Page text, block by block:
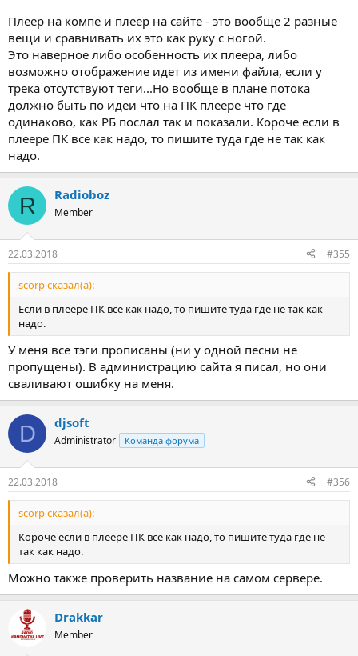
Плеер на компе и плеер на сайте - это вообще 2 разные
вещи и сравнивать их это как руку с ногой.
Это наверное либо особенность их плеера, либо
возможно отображение идет из имени файла, если у
трека отсутствуют теги...Но вообще в плане потока
должно быть по идеи что на ПК плеере что где
одинаково, как РБ послал так и показали. Короче если в
плеере ПК все как надо, то пишите туда где не так как
надо.
R Radioboz
Member
22.03.2018 #355
scorp сказал(а):
Eсли в плеере ПК все как надо, то пишите туда где не так как
надо.
У меня все тэги прописаны (ни у одной песни не
пропущены). В администрацию сайта я писал, но они
сваливают ошибку на меня.
D djsoft
Administrator Команда форума
22.03.2018 #356
scorp сказал(а):
Короче если в плеере ПК все как надо, то пишите туда где не
так как надо.
Можно также проверить название на самом сервере.
Drakkar
Member